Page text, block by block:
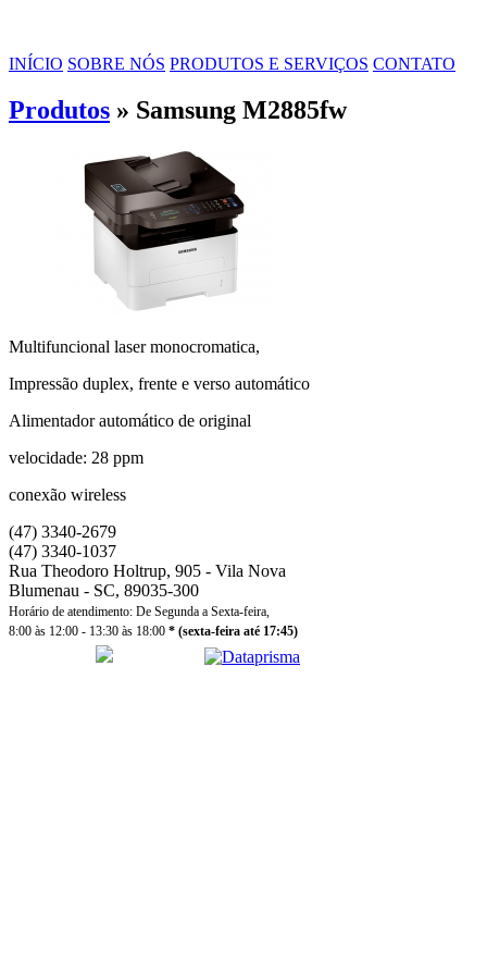
INÍCIO SOBRE NÓS PRODUTOS E SERVIÇOS CONTATO
Produtos » Samsung M2885fw
Multifuncional laser monocromatica,
Impressão duplex, frente e verso automático
Alimentador automático de original
velocidade: 28 ppm
conexão wireless
(47) 3340-2679
(47) 3340-1037
Rua Theodoro Holtrup, 905 - Vila Nova
Blumenau - SC, 89035-300
Horário de atendimento: De Segunda a Sexta-feira,
8:00 às 12:00 - 13:30 às 18:00 * (sexta-feira até 17:45)